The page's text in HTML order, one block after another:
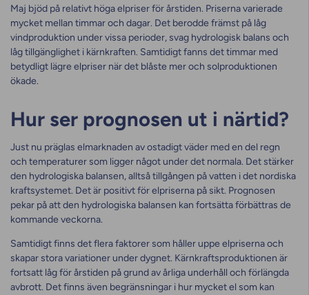
Maj bjöd på relativt höga elpriser för årstiden. Priserna varierade
mycket mellan timmar och dagar. Det berodde främst på låg
vindproduktion under vissa perioder, svag hydrologisk balans och
låg tillgänglighet i kärnkraften. Samtidigt fanns det timmar med
betydligt lägre elpriser när det blåste mer och solproduktionen
ökade.
Hur ser prognosen ut i närtid?
Just nu präglas elmarknaden av ostadigt väder med en del regn
och temperaturer som ligger något under det normala. Det stärker
den hydrologiska balansen, alltså tillgången på vatten i det nordiska
kraftsystemet. Det är positivt för elpriserna på sikt. Prognosen
pekar på att den hydrologiska balansen kan fortsätta förbättras de
kommande veckorna.
Samtidigt finns det flera faktorer som håller uppe elpriserna och
skapar stora variationer under dygnet. Kärnkraftsproduktionen är
fortsatt låg för årstiden på grund av årliga underhåll och förlängda
avbrott. Det finns även begränsningar i hur mycket el som kan